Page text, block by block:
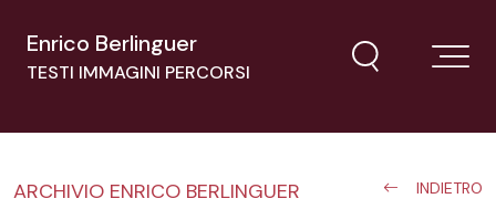
Enrico Berlinguer
TESTI IMMAGINI PERCORSI
ARCHIVIO ENRICO BERLINGUER INDIETRO